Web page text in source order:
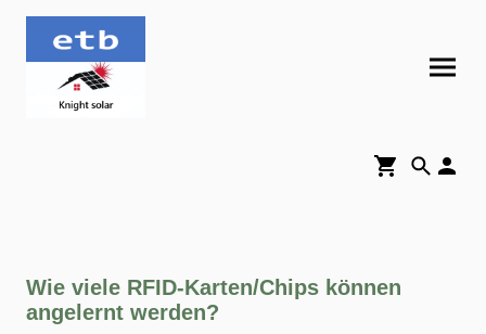
Wie viele RFID-Karten/Chips können
angelernt werden?​